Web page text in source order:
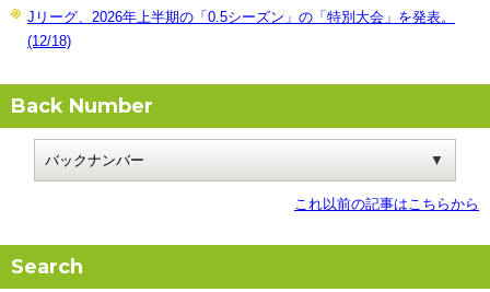
Jリーグ、2026年上半期の「0.5シーズン」の「特別大会」を発表。
(12/18)
Back Number
これ以前の記事はこちらから
Search